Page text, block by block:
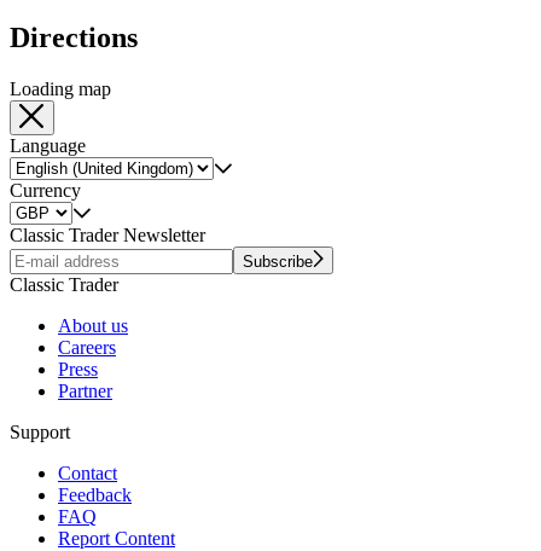
Directions
Loading map
Language
Currency
Classic Trader Newsletter
Subscribe
Classic Trader
About us
Careers
Press
Partner
Support
Contact
Feedback
FAQ
Report Content